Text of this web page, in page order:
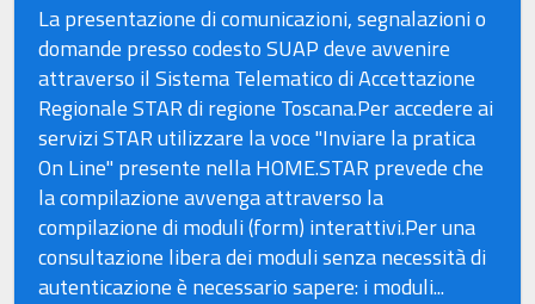
La presentazione di comunicazioni, segnalazioni o
domande presso codesto SUAP deve avvenire
attraverso il Sistema Telematico di Accettazione
Regionale STAR di regione Toscana.Per accedere ai
servizi STAR utilizzare la voce "Inviare la pratica
On Line" presente nella HOME.STAR prevede che
la compilazione avvenga attraverso la
compilazione di moduli (form) interattivi.Per una
consultazione libera dei moduli senza necessità di
autenticazione è necessario sapere: i moduli...